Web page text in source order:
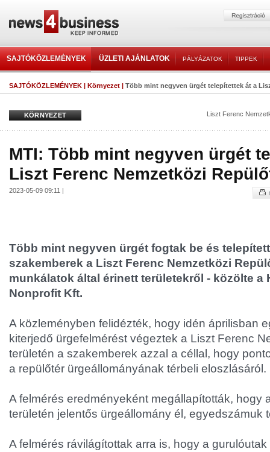
SAJTÓKÖZLEMÉNYEK ÜZLETI AJÁNLATOK PÁLYÁZATOK TIPPEK
SAJTÓKÖZLEMÉNYEK | Környezet | Több mint negyven ürgét telepítettek át a
KÖRNYEZET Liszt Ferenc
MTI: Több mint negyven ürgét
Liszt Ferenc Nemzetközi
2023-05-09 09:11 |
Több mint negyven ürgét fogtak be és
szakemberek a Liszt Ferenc Nemzetközi
munkálatok által érinett területekről - közölte a
Nonprofit Kft.
A közleményben felidézték, hogy idén áprilisban
kiterjedő ürgefelmérést végeztek a Liszt Ferenc
területén a szakemberek azzal a céllal, hogy
a repülőtér ürgeállományának térbeli eloszlásáról.
A felmérés eredményeként megállapították, hogy
területén jelentős ürgeállomány él, egyedszámuk
A felmérés rávilágítottak arra is, hogy a